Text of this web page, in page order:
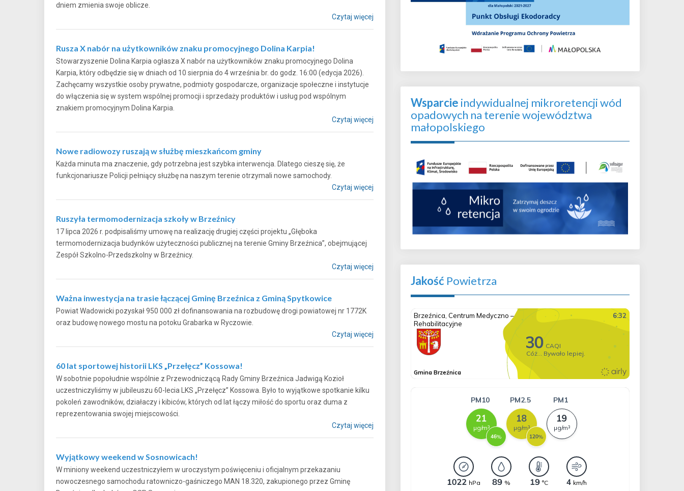
dniem zmienia swoje oblicze.
Czytaj więcej
Rusza X nabór na użytkowników znaku promocyjnego Dolina Karpia!
Stowarzyszenie Dolina Karpia ogłasza X nabór na użytkowników znaku promocyjnego Dolina
Karpia, który odbędzie się w dniach od 10 sierpnia do 4 września br. do godz. 16:00 (edycja 2026).
Zachęcamy wszystkie osoby prywatne, podmioty gospodarcze, organizacje społeczne i instytucje
do włączenia się w system wspólnej promocji i sprzedaży produktów i usług pod wspólnym
znakiem promocyjnym Dolina Karpia.
Czytaj więcej
Nowe radiowozy ruszają w służbę mieszkańcom gminy
Każda minuta ma znaczenie, gdy potrzebna jest szybka interwencja. Dlatego cieszę się, że
funkcjonariusze Policji pełniący służbę na naszym terenie otrzymali nowe samochody.
Czytaj więcej
Ruszyła termomodernizacja szkoły w Brzeźnicy
17 lipca 2026 r. podpisaliśmy umowę na realizację drugiej części projektu „Głęboka
termomodernizacja budynków użyteczności publicznej na terenie Gminy Brzeźnica”, obejmującej
Zespół Szkolno-Przedszkolny w Brzeźnicy.
Czytaj więcej
Ważna inwestycja na trasie łączącej Gminę Brzeźnica z Gminą Spytkowice
Powiat Wadowicki pozyskał 950 000 zł dofinansowania na rozbudowę drogi powiatowej nr 1772K
oraz budowę nowego mostu na potoku Grabarka w Ryczowie.
Czytaj więcej
60 lat sportowej historii LKS „Przełęcz” Kossowa!
W sobotnie popołudnie wspólnie z Przewodniczącą Rady Gminy Brzeźnica Jadwigą Kozioł
uczestniczyliśmy w jubileuszu 60-lecia LKS „Przełęcz” Kossowa. Było to wyjątkowe spotkanie kilku
pokoleń zawodników, działaczy i kibiców, których od lat łączy miłość do sportu oraz duma z
reprezentowania swojej miejscowości.
Czytaj więcej
Wyjątkowy weekend w Sosnowicach!
W miniony weekend uczestniczyłem w uroczystym poświęceniu i oficjalnym przekazaniu
nowoczesnego samochodu ratowniczo-gaśniczego MAN 18.320, zakupionego przez Gminę
Wsparcie indywidualnej mikroretencji wód
opadowych na terenie województwa
małopolskiego
Jakość Powietrza